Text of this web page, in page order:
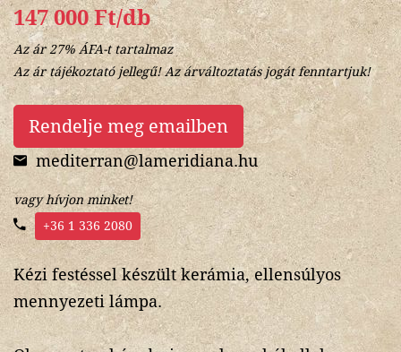
147 000 Ft/db
Az ár 27% ÁFA-t tartalmaz
Az ár tájékoztató jellegű! Az árváltoztatás jogát fenntartjuk!
Rendelje meg emailben
mediterran@lameridiana.hu
vagy hívjon minket!
+36 1 336 2080
Kézi festéssel készült kerámia, ellensúlyos
mennyezeti lámpa.